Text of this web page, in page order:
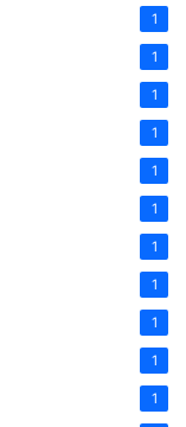
1
1
1
1
1
1
1
1
1
1
1